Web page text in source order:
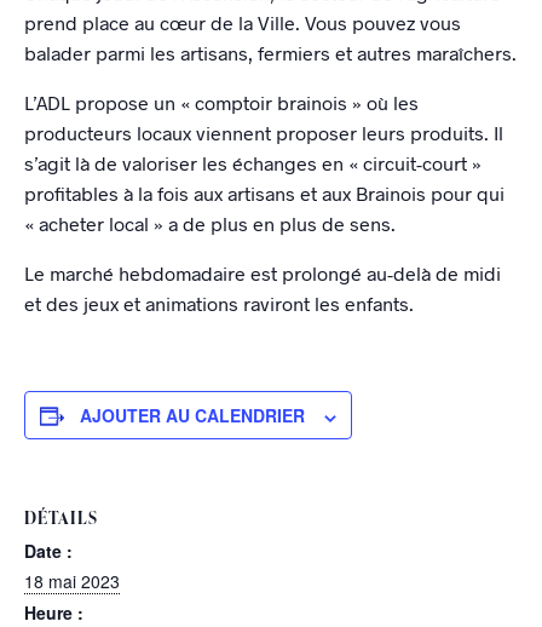
prend place au cœur de la Ville. Vous pouvez vous
balader parmi les artisans, fermiers et autres maraîchers.
L’ADL propose un « comptoir brainois » où les
producteurs locaux viennent proposer leurs produits. Il
s’agit là de valoriser les échanges en « circuit-court »
profitables à la fois aux artisans et aux Brainois pour qui
« acheter local » a de plus en plus de sens.
Le marché hebdomadaire est prolongé au-delà de midi
et des jeux et animations raviront les enfants.
AJOUTER AU CALENDRIER
DÉTAILS
Date :
18 mai 2023
Heure :